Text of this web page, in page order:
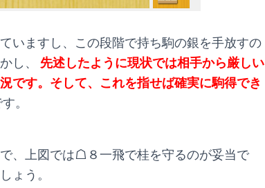
いますし、この段階で持ち駒の銀を手放すの
し、
先述したように現状では相手から厳しい
です。そして、これを指せば確実に駒得でき
。
、上図では☖８一飛で桂を守るのが妥当で
ょう。